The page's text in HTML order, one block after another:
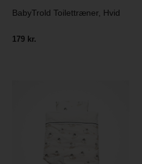
BabyTrold Toilettræner, Hvid
179 kr.